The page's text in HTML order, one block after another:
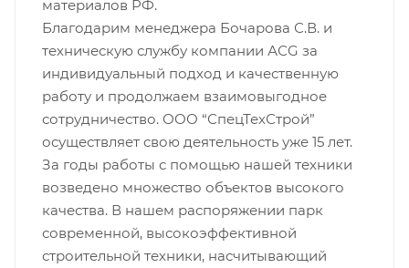
материалов РФ.
Благодарим менеджера Бочарова С.В. и
техническую службу компании АСG за
индивидуальный подход и качественную
работу и продолжаем взаимовыгодное
сотрудничество. ООО “СпецТехСтрой”
осуществляет свою деятельность уже 15 лет.
За годы работы с помощью нашей техники
возведено множество объектов высокого
качества. В нашем распоряжении парк
современной, высокоэффективной
строительной техники, насчитывающий